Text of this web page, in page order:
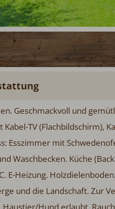
Geschmackvoll und
TV (Flachbildschirm),
Esszimmer mit
Waschbecken. Küche
E-Heizung.
und die Landschaft. Zur